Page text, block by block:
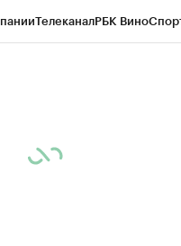
ТелеканалРБК Вино